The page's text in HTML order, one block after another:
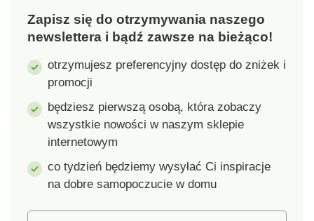
Zapisz się do otrzymywania naszego
newslettera i bądź zawsze na bieżąco!
otrzymujesz preferencyjny dostęp do zniżek i
promocji
będziesz pierwszą osobą, która zobaczy
wszystkie nowości w naszym sklepie
internetowym
co tydzień będziemy wysyłać Ci inspiracje
na dobre samopoczucie w domu